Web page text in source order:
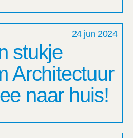
24 jun 2024
stukje
Architectuur
naar huis!